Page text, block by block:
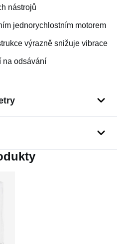
nástrojů
jednorychlostním motorem
výrazně snižuje vibrace
na odsávání
5,5 kW a regulací